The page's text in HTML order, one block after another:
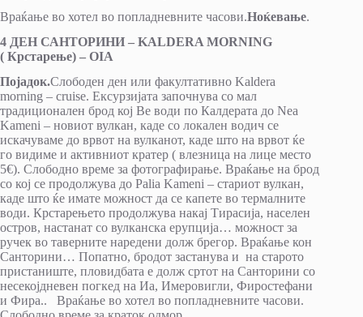
Враќање во хотел во попладневните часови.Ноќевање.
4 ДЕН САНТОРИНИ – KALDERA MORNING
( Крстарење) – OIA
Појадок.Слободен ден или факултативно Kaldera
morning – cruise. Ексурзијата започнува со мал
традиционален брод кој Ве води по Калдерата до Nea
Kameni – новиот вулкан, каде со локален водич се
искачуваме до врвот на вулканот, каде што на врвот ќе
го видиме и активниот кратер ( влезница на лице место
5€). Слободно време за фотографирање. Враќање на брод
со кој се продолжува до Palia Kameni – стариот вулкан,
каде што ќе имате можност да се капете во термалните
води. Крстарењето продолжува накај Тирасија, населен
остров, настанат со вулканска ерупција… можност за
ручек во таверните наредени долж брегор. Враќање кон
Санторини… Попатно, бродот застанува и на старото
пристаниште, пловидбата е долж сртот на Санторини со
несекојдневен погкед на Иа, Имеровигли, Фиростефани
и Фира.. Враќање во хотел во попладневните часови.